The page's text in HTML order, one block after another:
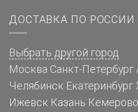
ДОСТАВКА ПО РОССИИ
Выбрать другой город
Москва Санкт-Петербург
Челябинск Екатеринбург
Ижевск Казань Кемерово